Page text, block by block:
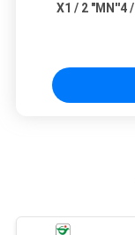
محول نحاسي مخصص 3 / 4''X1 / 2 "MN